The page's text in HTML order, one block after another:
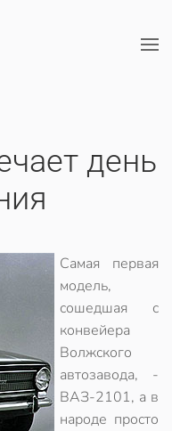
день
Самая первая
модель,
сошедшая с
конвейера
Волжского
автозавода, -
ВАЗ-2101, а в
народе просто